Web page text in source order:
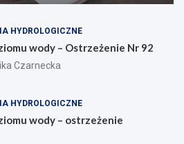
HYDROLOGICZNE
wody – Ostrzeżenie Nr 92
Czarnecka
HYDROLOGICZNE
wody – ostrzeżenie